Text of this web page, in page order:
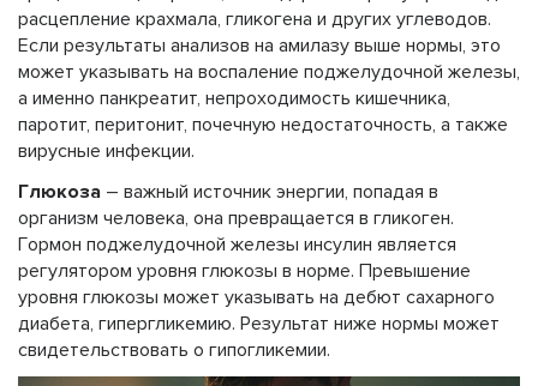
расцепление крахмала, гликогена и других углеводов.
Если результаты анализов на амилазу выше нормы, это
может указывать на воспаление поджелудочной железы,
а именно панкреатит, непроходимость кишечника,
паротит, перитонит, почечную недостаточность, а также
вирусные инфекции.
Глюкоза – важный источник энергии, попадая в
организм человека, она превращается в гликоген.
Гормон поджелудочной железы инсулин является
регулятором уровня глюкозы в норме. Превышение
уровня глюкозы может указывать на дебют сахарного
диабета, гипергликемию. Результат ниже нормы может
свидетельствовать о гипогликемии.